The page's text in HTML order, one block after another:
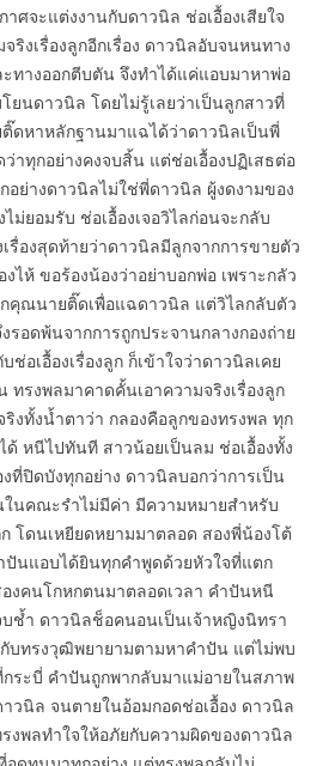
ศจะแต่งงานกับดาวนิล ช่อเอื้องเสียใจ
ริงเรื่องลูกอีกเรื่อง ดาวนิลอับจนหนทาง
ทางออกตีบตัน จึงทำได้แค่แอบมาหาพ่อ
นดาวนิล โดยไม่รู้เลยว่าเป็นลูกสาวที่
ติ๊ดหาหลักฐานมาแฉได้ว่าดาวนิลเป็นพี่
าทุกอย่างคงจบสิ้น แต่ช่อเอื้องปฏิเสธต่อ
ย่างดาวนิลไม่ใช่พี่ดาวนิล ผู้งดงามของ
ม่ยอมรับ ช่อเอื้องเจอวิไลก่อนจะกลับ
รื่องสุดท้ายว่าดาวนิลมีลูกจากการขายตัว
ไห้ ขอร้องน้องว่าอย่าบอกพ่อ เพราะกลัว
กคุณนายติ๊ดเพื่อแฉดาวนิล แต่วิไลกลับตัว
อดพ้นจากการถูกประจานกลางกองถ่าย
อเอื้องเรื่องลูก ก็เข้าใจว่าดาวนิลเคย
ทรงพลมาคาดคั้นเอาความจริงเรื่องลูก
งทั้งน้ำตาว่า กลองคือลูกของทรงพล ทุก
หนีไปทันที สาวน้อยเป็นลม ช่อเอื้องทั้ง
ที่ปิดบังทุกอย่าง ดาวนิลบอกว่าการเป็น
นคณะรำไม่มีค่า มีความหมายสำหรับ
โดนเหยียดหยามมาตลอด สองพี่น้องโต้
ปันแอบได้ยินทุกคำพูดด้วยหัวใจที่แตก
องคนโกหกตนมาตลอดเวลา คำปันหนี
บช้ำ ดาวนิลช็อคนอนเป็นเจ้าหญิงนิทรา
กับทรงวุฒิพยายามตามหาคำปัน แต่ไม่พบ
ระบี่ คำปันถูกพากลับมาแม่อายในสภาพ
วนิล จนตายในอ้อมกอดช่อเอื้อง ดาวนิล
งพลทำใจให้อภัยกับความผิดของดาวนิล